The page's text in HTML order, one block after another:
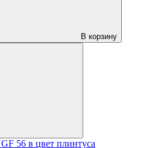
В корзину